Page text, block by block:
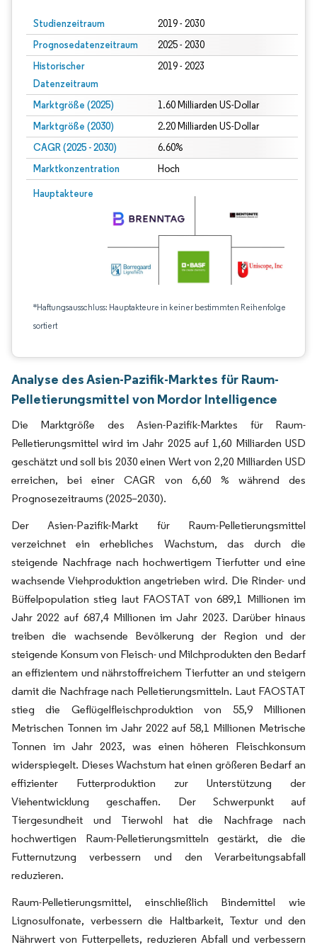
Studienzeitraum 2019 - 2030
Prognosedatenzeitraum 2025 - 2030
Historischer
Datenzeitraum
2019 - 2023
Marktgröße (2025) 1.60 Milliarden US-Dollar
Marktgröße (2030) 2.20 Milliarden US-Dollar
CAGR (2025 - 2030) 6.60%
Marktkonzentration Hoch
Hauptakteure
*Haftungsausschluss: Hauptakteure in keiner bestimmten Reihenfolge
sortiert
Analyse des Asien-Pazifik-Marktes für Raum-
Pelletierungsmittel von Mordor Intelligence
Die Marktgröße des Asien-Pazifik-Marktes für Raum-
Pelletierungsmittel wird im Jahr 2025 auf 1,60 Milliarden USD
geschätzt und soll bis 2030 einen Wert von 2,20 Milliarden USD
erreichen, bei einer CAGR von 6,60 % während des
Prognosezeitraums (2025–2030).
Der Asien-Pazifik-Markt für Raum-Pelletierungsmittel
verzeichnet ein erhebliches Wachstum, das durch die
steigende Nachfrage nach hochwertigem Tierfutter und eine
wachsende Viehproduktion angetrieben wird. Die Rinder- und
Büffelpopulation stieg laut FAOSTAT von 689,1 Millionen im
Jahr 2022 auf 687,4 Millionen im Jahr 2023. Darüber hinaus
treiben die wachsende Bevölkerung der Region und der
steigende Konsum von Fleisch- und Milchprodukten den Bedarf
an effizientem und nährstoffreichem Tierfutter an und steigern
damit die Nachfrage nach Pelletierungsmitteln. Laut FAOSTAT
stieg die Geflügelfleischproduktion von 55,9 Millionen
Metrischen Tonnen im Jahr 2022 auf 58,1 Millionen Metrische
Tonnen im Jahr 2023, was einen höheren Fleischkonsum
widerspiegelt. Dieses Wachstum hat einen größeren Bedarf an
effizienter Futterproduktion zur Unterstützung der
Viehentwicklung geschaffen. Der Schwerpunkt auf
Tiergesundheit und Tierwohl hat die Nachfrage nach
hochwertigen Raum-Pelletierungsmitteln gestärkt, die die
Futternutzung verbessern und den Verarbeitungsabfall
reduzieren.
Raum-Pelletierungsmittel, einschließlich Bindemittel wie
Lignosulfonate, verbessern die Haltbarkeit, Textur und den
Nährwert von Futterpellets, reduzieren Abfall und verbessern